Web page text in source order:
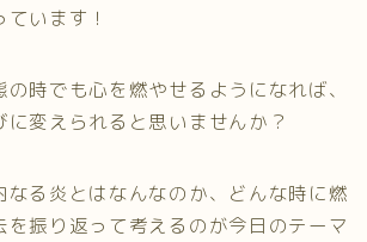
います！
時でも心を燃やせるようになれば、
変えられると思いませんか？
なる炎とはなんなのか、どんな時に燃
を振り返って考えるのが今日のテーマ